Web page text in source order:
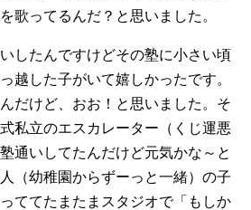
歌ってるんだ？と思いました。
したんですけどその塾に小さい頃
越した子がいて嬉しかったです。
だけど、おお！と思いました。そ
私立のエスカレーター（くじ運悪
通いしてたんだけど元気かな～と
（幼稚園からずーっと一緒）の子
ててたまたまスタジオで「もしか